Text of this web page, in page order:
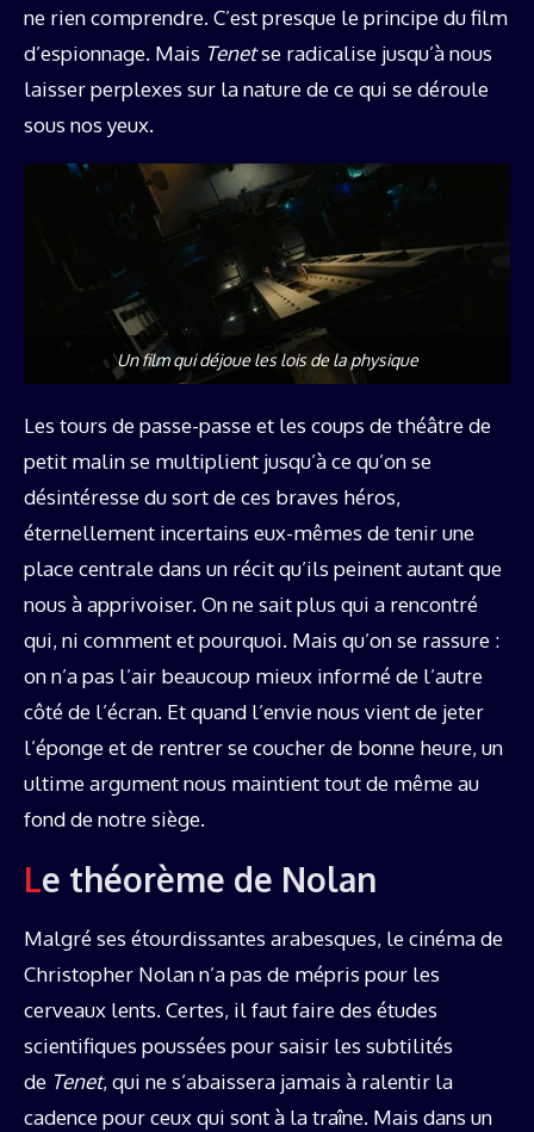
ne rien comprendre. C’est presque le principe du film
d’espionnage. Mais Tenetse radicalise jusqu’à nous
laisser perplexes sur la nature de ce qui se déroule
sous nos yeux.
Un film qui déjoue les lois de la physique
Les tours de passe-passe et les coups de théâtre de
petit malin se multiplient jusqu’à ce qu’on se
désintéresse du sort de ces braves héros,
éternellement incertains eux-mêmes de tenir une
place centrale dans un récit qu’ils peinent autant que
nous à apprivoiser. On ne sait plus qui a rencontré
qui, ni comment et pourquoi. Mais qu’on se rassure :
on n’a pas l’air beaucoup mieux informé de l’autre
côté de l’écran. Et quand l’envie nous vient de jeter
l’éponge et de rentrer se coucher de bonne heure, un
ultime argument nous maintient tout de même au
fond de notre siège.
Le théorème de Nolan
Malgré ses étourdissantes arabesques, le cinéma de
Christopher Nolan n’a pas de mépris pour les
cerveaux lents. Certes, il faut faire des études
scientifiques poussées pour saisir les subtilités
de Tenet, qui ne s’abaissera jamais à ralentir la
cadence pour ceux qui sont à la traîne. Mais dans un